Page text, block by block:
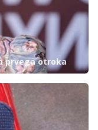
prvega otroka